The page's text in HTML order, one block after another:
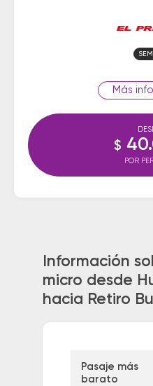
$
POR
Información
micro desde
hacia Retiro
Pasaje más
barato